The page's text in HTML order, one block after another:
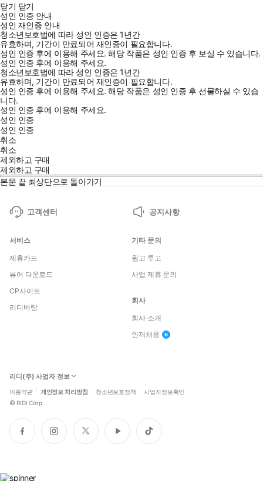
닫기 닫기
성인 인증 안내
성인 재인증 안내
청소년보호법에 따라 성인 인증은 1년간
유효하며, 기간이 만료되어 재인증이 필요합니다.
성인 인증 후에 이용해 주세요.해당 작품은 성인 인증 후 보실 수 있습니다.
성인 인증 후에 이용해 주세요.
청소년보호법에 따라 성인 인증은 1년간
유효하며, 기간이 만료되어 재인증이 필요합니다.
성인 인증 후에 이용해 주세요.해당 작품은 성인 인증 후 선물하실 수 있습
니다.
성인 인증 후에 이용해 주세요.
성인 인증
성인 인증
취소
취소
제외하고 구매
제외하고 구매
본문 끝 최상단으로 돌아가기
고객센터 공지사항
서비스
제휴카드
뷰어 다운로드
CP사이트
리디바탕
기타 문의
원고 투고
사업 제휴 문의
회사
회사 소개
인재채용
리디(주) 사업자 정보
이용약관 개인정보 처리방침 청소년보호정책 사업자정보확인
© RIDI Corp.
페
이
인
스
트
위
유
튜
틱
톡